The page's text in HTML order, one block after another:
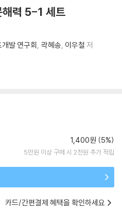
해력 5-1 세트
발 연구회 곽혜송 이우철 저
1,400원 (5%)
5만원 이상 구매 시 2천원 추가 적립
카드/간편결제 혜택을 확인하세요